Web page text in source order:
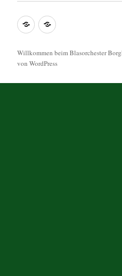
intern Impressum
Willkommen beim Blasorchester
von WordPress